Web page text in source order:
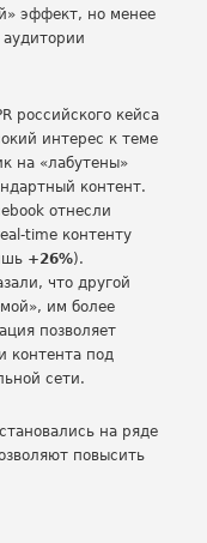
эффект, но менее
российского кейса
интерес к теме
на «лабутены»
контент.
отнесли
time контенту
+26%).
что другой
им более
позволяет
контента под
сети.
на ряде
повысить